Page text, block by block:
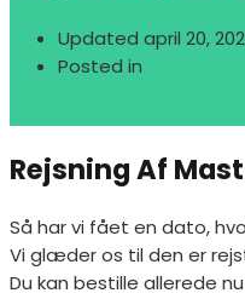
Updated april 20,
Posted in
Rejsning Af
Så har vi fået en dato,
Vi glæder os til den er
Du kan bestille allerede